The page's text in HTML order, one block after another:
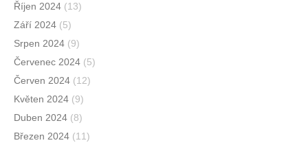
Říjen 2024 (13)
Září 2024 (5)
Srpen 2024 (9)
Červenec 2024 (5)
Červen 2024 (12)
Květen 2024 (9)
Duben 2024 (8)
Březen 2024 (11)